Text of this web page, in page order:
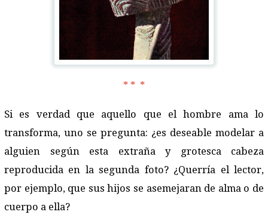
* * *
Si es verdad que aquello que el hombre ama lo
transforma, uno se pregunta: ¿es deseable modelar a
alguien según esta extraña y grotesca cabeza
reproducida en la segunda foto? ¿Querría el lector,
por ejemplo, que sus hijos se asemejaran de alma o de
cuerpo a ella?